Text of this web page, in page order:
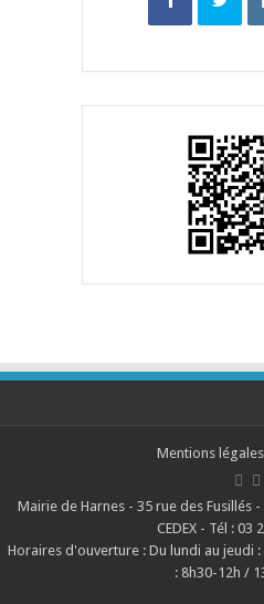
Mentions légales
Mairie de Harnes - 35 rue des Fusillés -
CEDEX - Tél : 03
Horaires d'ouverture : Du lundi au jeudi
: 8h30-12h /